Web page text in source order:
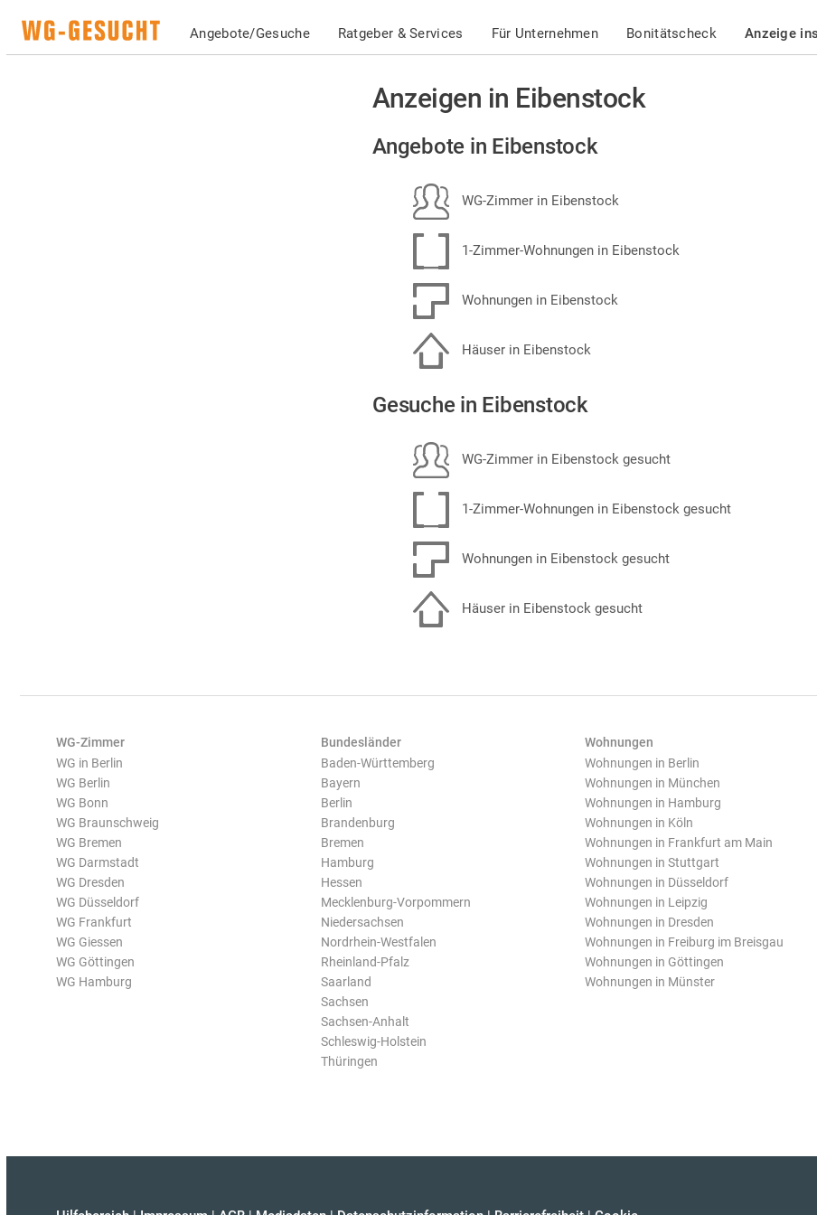
Angebote/Gesuche Ratgeber & Services Für Unternehmen Bonitätscheck Anzeige
Anzeigen in Eibenstock
Angebote in Eibenstock
WG-Zimmer in Eibenstock
1-Zimmer-Wohnungen in Eibenstock
Wohnungen in Eibenstock
Häuser in Eibenstock
Gesuche in Eibenstock
WG-Zimmer in Eibenstock gesucht
1-Zimmer-Wohnungen in Eibenstock gesucht
Wohnungen in Eibenstock gesucht
Häuser in Eibenstock gesucht
WG-Zimmer
WG in Berlin
WG Berlin
WG Bonn
WG Braunschweig
WG Bremen
WG Darmstadt
WG Dresden
WG Düsseldorf
WG Frankfurt
WG Giessen
WG Göttingen
WG Hamburg
Bundesländer
Baden-Württemberg
Bayern
Berlin
Brandenburg
Bremen
Hamburg
Hessen
Mecklenburg-Vorpommern
Niedersachsen
Nordrhein-Westfalen
Rheinland-Pfalz
Saarland
Sachsen
Sachsen-Anhalt
Schleswig-Holstein
Thüringen
Wohnungen
Wohnungen in Berlin
Wohnungen in München
Wohnungen in Hamburg
Wohnungen in Köln
Wohnungen in Frankfurt am Main
Wohnungen in Stuttgart
Wohnungen in Düsseldorf
Wohnungen in Leipzig
Wohnungen in Dresden
Wohnungen in Freiburg im Breisgau
Wohnungen in Göttingen
Wohnungen in Münster